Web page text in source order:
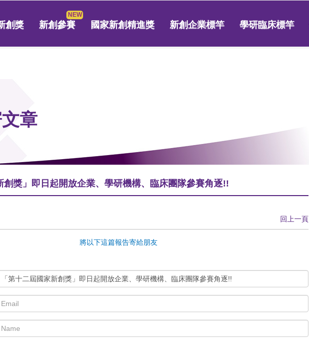
創獎 新創參賽 國家新創精進獎 新創企業標竿 學研臨床標竿
章
創獎」即日起開放企業、學研機構、臨床團隊參賽角逐!!
回上一頁
將以下這篇報告寄給朋友
「第十二屆國家新創獎」即日起開放企業、學研機構、臨床團隊參賽角逐!!